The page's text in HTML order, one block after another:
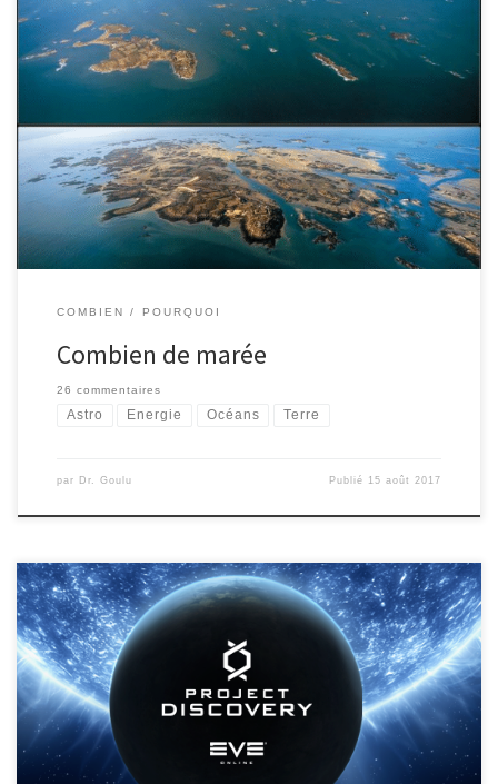
Cet été, les Goulus ont exploré le pays des grandes marées : la
Bretagne et la Normandie. Notre périple a d'ailleurs commencé
des marées peut atteindre 14 m, changeant le paysage de
manière spectaculaire en quelques heures. Devant un tel
spectacle on ne peut que se demander "mais comment donc est-
ce possible" ?
COMBIEN POURQUOI
Combien de marée
26 commentaires
Astro Energie Océans Terre
par Dr. Goulu Publié 15 août 2017
Je suis un gamer. J’ai parfois un peu honte en pensant à tout ce
temps « perdu », mais une nouvelle [1,2] me remotive à jouer
fièrement à Eve Online : les joueurs vont y contribuer à la
recherche d’exoplanètes en analysant de vraies données
mesurées par les télescopes spatiaux CoRoT et Kepler. […]